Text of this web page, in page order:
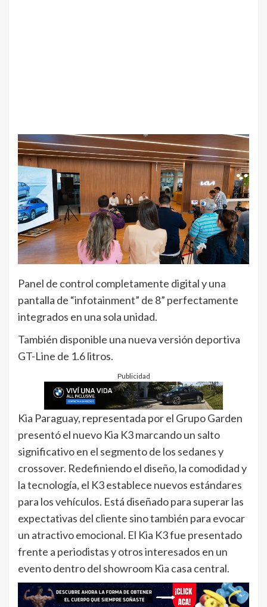
Panel de control completamente digital y una
pantalla de “infotainment” de 8” perfectamente
integrados en una sola unidad.
También disponible una nueva versión deportiva
GT-Line de 1.6 litros.
Publicidad
Kia Paraguay, representada por el Grupo Garden
presentó el nuevo Kia K3 marcando un salto
significativo en el segmento de los sedanes y
crossover. Redefiniendo el diseño, la comodidad y
la tecnología, el K3 establece nuevos estándares
para los vehículos. Está diseñado para superar las
expectativas del cliente sino también para evocar
un atractivo emocional. El Kia K3 fue presentado
frente a periodistas y otros interesados en un
evento dentro del showroom Kia casa central.